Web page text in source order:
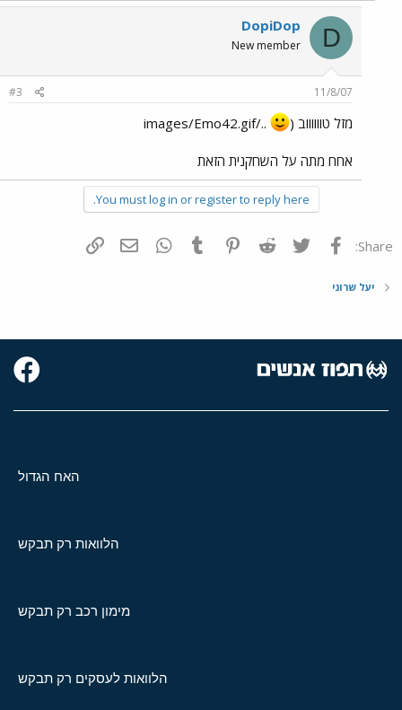
D
DopiDop
New member
11/8/07
#3
מזל טווווווב ( ../images/Emo42.gif
אחח מתה על השחקנית הזאת
You must log in or register to reply here.
Share: פייסבוק Twitter
Reddit
Pinterest
Tumblr
WhatsAppדואר אלקטרוני
יעל שרוני
האח הגדול
הלוואות רק תבקש
מימון רכב רק תבקש
הלוואות לעסקים רק תבקש